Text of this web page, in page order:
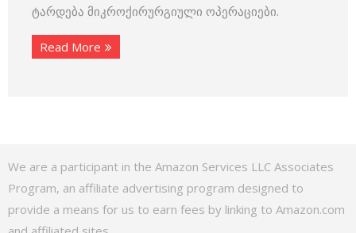
ტარდება მიკროქირურგიული ოპერაციები.
Read More
We are a participant in the Amazon Services LLC Associates
Program, an affiliate advertising program designed to
provide a means for us to earn fees by linking to Amazon.com